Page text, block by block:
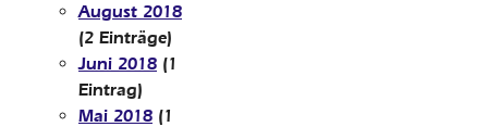
August 2018
(2 Einträge)
Juni 2018 (1
Eintrag)
Mai 2018 (1